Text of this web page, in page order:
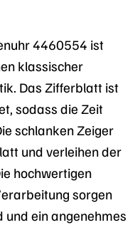
4460554 ist
klassischer
Das Zifferblatt ist
sodass die Zeit
schlanken Zeiger
und verleihen der
hochwertigen
sorgen
und ein angenehmes